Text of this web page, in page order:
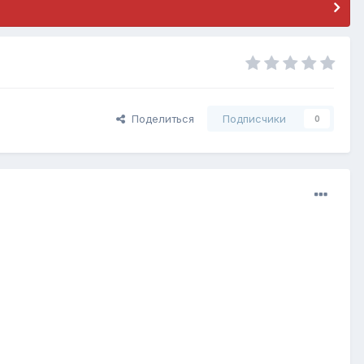
Поделиться Подписчики 0